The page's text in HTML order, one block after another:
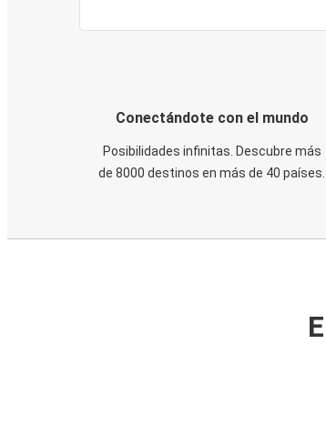
Conectándote con el mundo
Posibilidades infinitas. Descubre más
de 8000 destinos en más de 40 países.